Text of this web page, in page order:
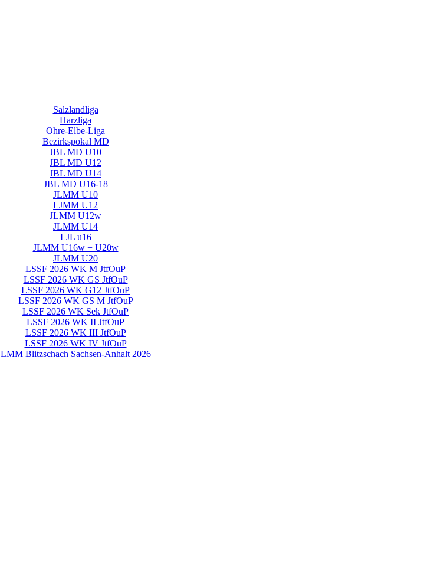
Salzlandliga
Harzliga
Ohre-Elbe-Liga
Bezirkspokal MD
JBL MD U10
JBL MD U12
JBL MD U14
JBL MD U16-18
JLMM U10
LJMM U12
JLMM U12w
JLMM U14
LJL u16
JLMM U16w + U20w
JLMM U20
LSSF 2026 WK M JtfOuP
LSSF 2026 WK GS JtfOuP
LSSF 2026 WK G12 JtfOuP
LSSF 2026 WK GS M JtfOuP
LSSF 2026 WK Sek JtfOuP
LSSF 2026 WK II JtfOuP
LSSF 2026 WK III JtfOuP
LSSF 2026 WK IV JtfOuP
LMM Blitzschach Sachsen-Anhalt 2026